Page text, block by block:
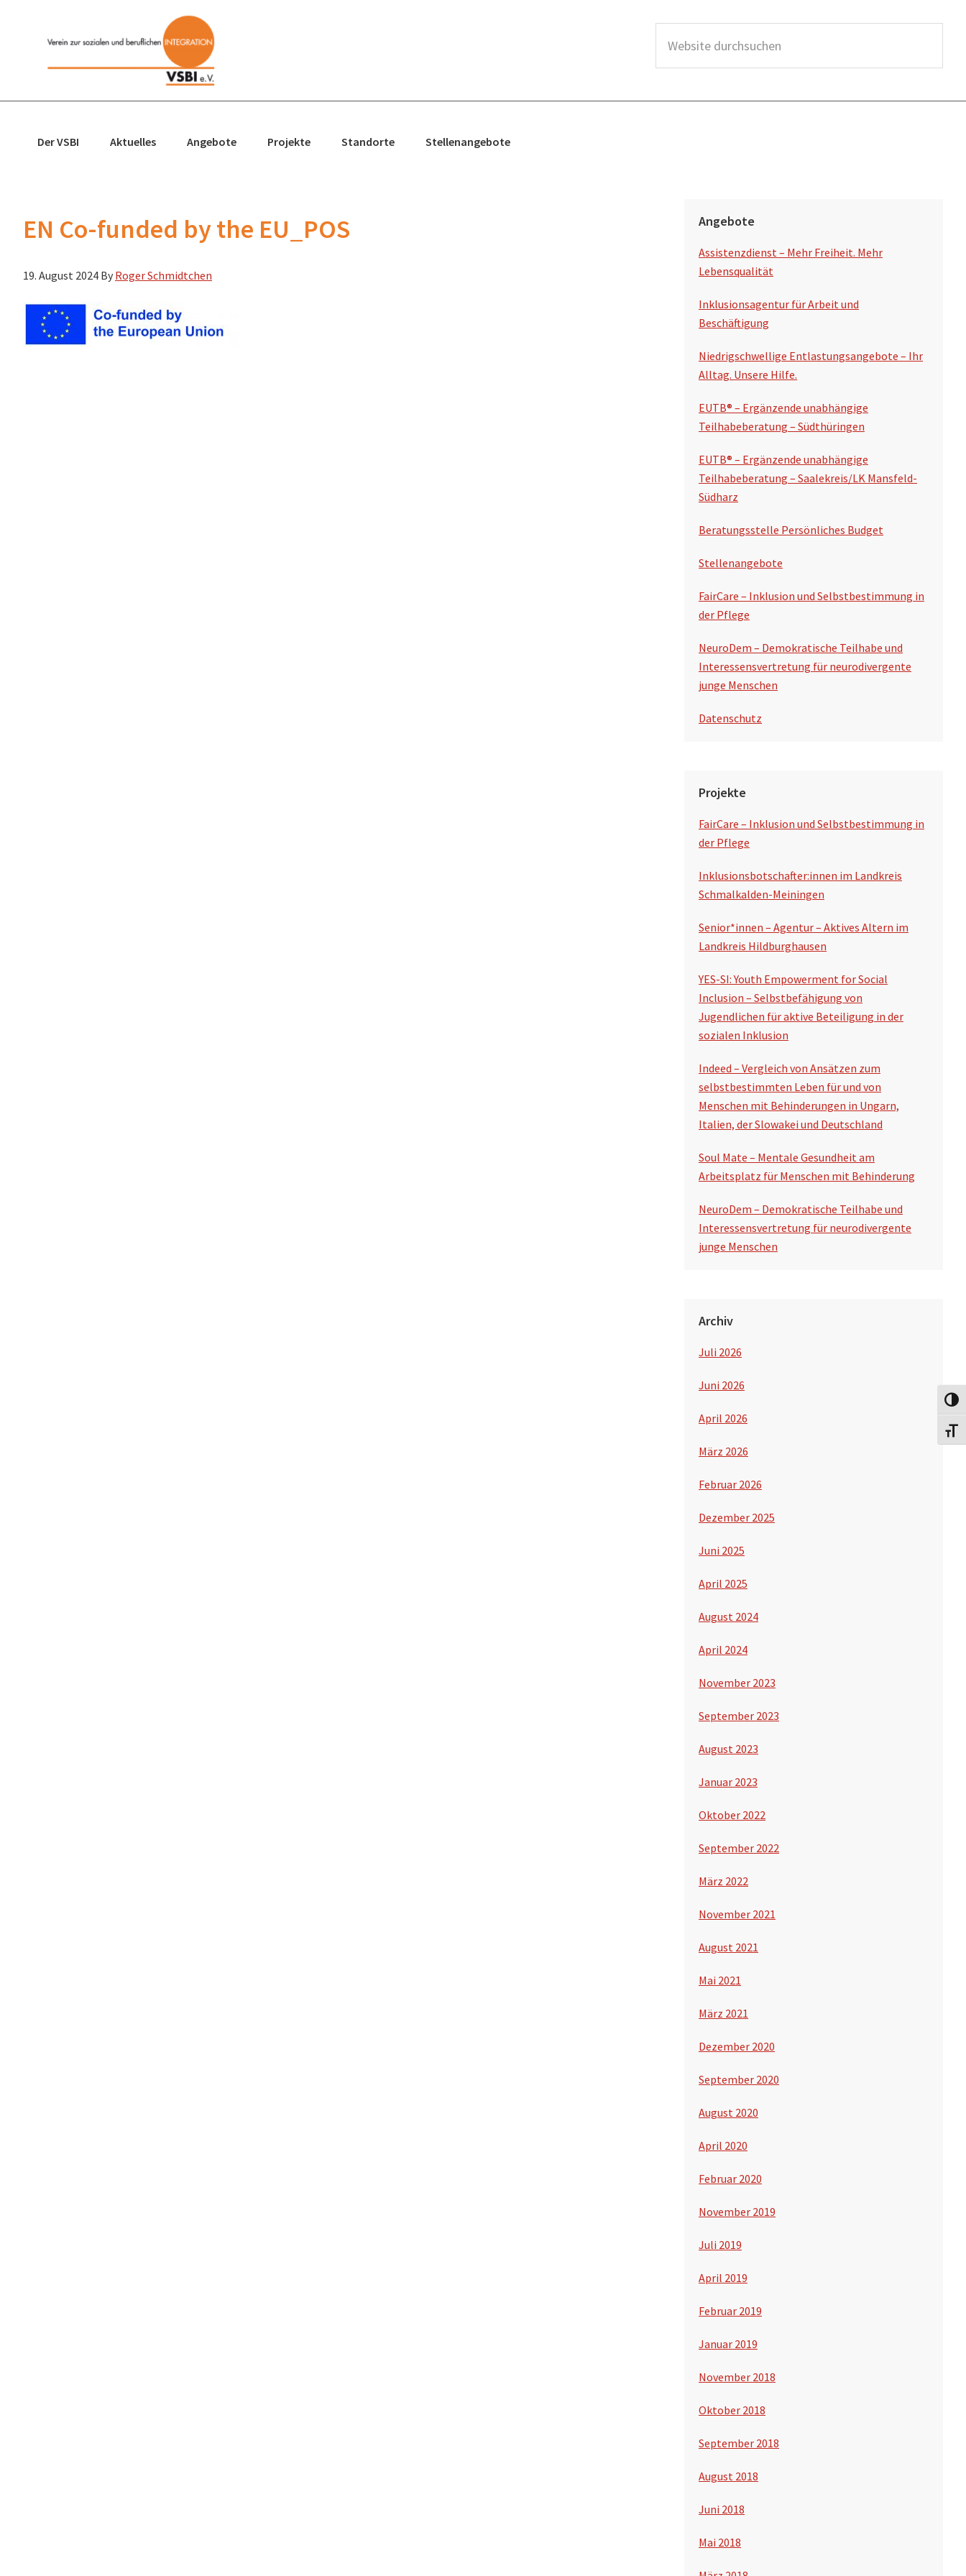
Hauptnavigation
Seitenspalte
Fußzeile
s
Der VSBI Aktuelles Angebote Projekte Standorte Stellenangebote
EN Co-funded by the EU_POS
19. August 2024 By Roger Schmidtchen
Angebote
Assistenzdienst – Mehr Freiheit. Mehr
Lebensqualität
Inklusionsagentur für Arbeit und
Beschäftigung
Niedrigschwellige Entlastungsangebote – Ihr
Alltag. Unsere Hilfe.
EUTB® – Ergänzende unabhängige
Teilhabeberatung – Südthüringen
EUTB® – Ergänzende unabhängige
Teilhabeberatung – Saalekreis/LK Mansfeld-
Südharz
Beratungsstelle Persönliches Budget
Stellenangebote
FairCare – Inklusion und Selbstbestimmung in
der Pflege
NeuroDem – Demokratische Teilhabe und
Interessensvertretung für neurodivergente
junge Menschen
Datenschutz
Projekte
FairCare – Inklusion und Selbstbestimmung in
der Pflege
Inklusionsbotschafter:innen im Landkreis
Schmalkalden-Meiningen
Senior*innen – Agentur – Aktives Altern im
Landkreis Hildburghausen
YES-SI: Youth Empowerment for Social
Inclusion – Selbstbefähigung von
Jugendlichen für aktive Beteiligung in der
sozialen Inklusion
Indeed – Vergleich von Ansätzen zum
selbstbestimmten Leben für und von
Menschen mit Behinderungen in Ungarn,
Italien, der Slowakei und Deutschland
Soul Mate – Mentale Gesundheit am
Arbeitsplatz für Menschen mit Behinderung
NeuroDem – Demokratische Teilhabe und
Interessensvertretung für neurodivergente
junge Menschen
Archiv
Juli 2026
Juni 2026
April 2026
März 2026
Februar 2026
Dezember 2025
Juni 2025
April 2025
August 2024
April 2024
November 2023
September 2023
August 2023
Januar 2023
Oktober 2022
September 2022
März 2022
November 2021
August 2021
Mai 2021
März 2021
Dezember 2020
September 2020
August 2020
April 2020
Februar 2020
November 2019
Juli 2019
April 2019
Februar 2019
Januar 2019
November 2018
Oktober 2018
September 2018
August 2018
Juni 2018
Mai 2018